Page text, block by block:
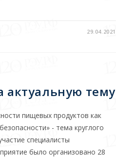
29.04.2021
актуальную тему
пищевых продуктов как
- тема круглого
специалисты
было организовано 28